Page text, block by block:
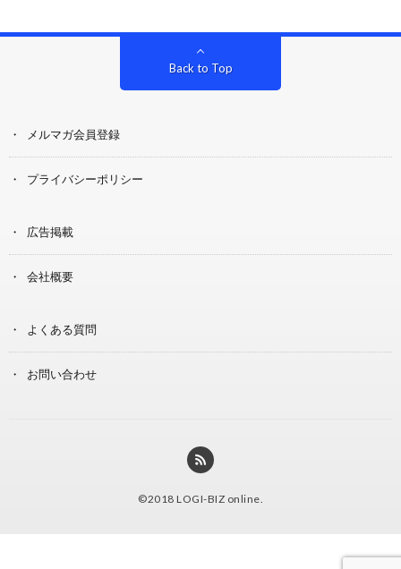
Back to Top
メルマガ会員登録
プライバシーポリシー
広告掲載
会社概要
よくある質問
お問い合わせ
©2018 LOGI-BIZ online